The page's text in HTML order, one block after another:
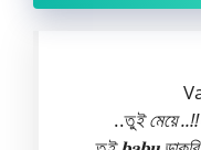
..তুই মেয়ে